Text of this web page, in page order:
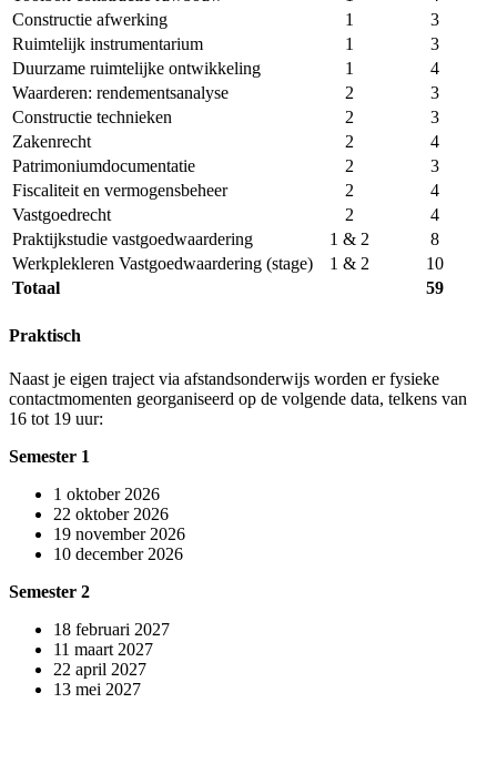
Constructie afwerking
1
3
Ruimtelijk instrumentarium
1
3
Duurzame ruimtelijke ontwikkeling
1
4
Waarderen: rendementsanalyse
2
3
Constructie technieken
2
3
Zakenrecht
2
4
Patrimoniumdocumentatie
2
3
Fiscaliteit en vermogensbeheer
2
4
Vastgoedrecht
2
4
Praktijkstudie vastgoedwaardering
1 & 2
8
Werkplekleren Vastgoedwaardering (stage)
1 & 2
10
Totaal
59
Praktisch
Naast je eigen traject via afstands­onderwijs worden er fysieke
contact­momenten georganiseerd op de volgende data, telkens van
16 tot 19 uur:
Semester 1
1 oktober 2026
22 oktober 2026
19 november 2026
10 december 2026
Semester 2
18 februari 2027
11 maart 2027
22 april 2027
13 mei 2027